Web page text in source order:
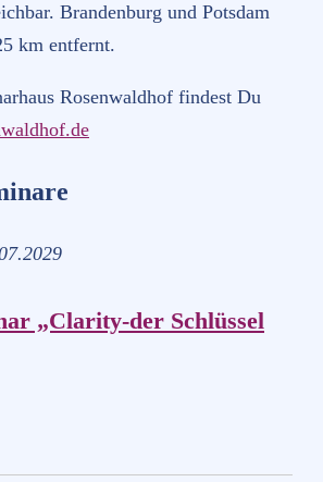
Brandenburg und Potsdam
km entfernt.
Rosenwaldhof findest Du
„Clarity-der Schlüssel